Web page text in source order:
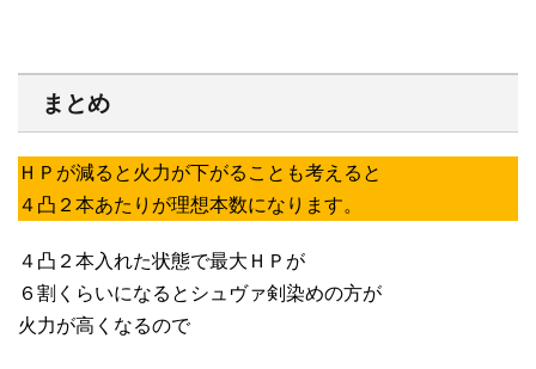
まとめ
ＨＰが減ると火力が下がることも考えると
４凸２本あたりが理想本数になります。
４凸２本入れた状態で最大ＨＰが
６割くらいになるとシュヴァ剣染めの方が
火力が高くなるので